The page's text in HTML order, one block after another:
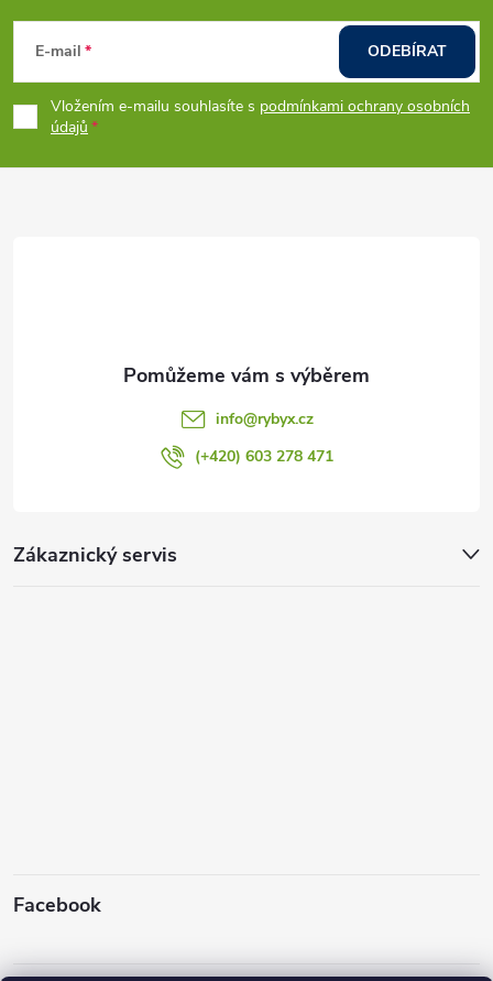
p
a
E-mail
Vložením e-mailu souhlasíte s podmínkami ochrany osobních
údajů
ODEBÍRAT
Zákaznický servis
Facebook
info@rybyx.cz
(+420) 603 278 471